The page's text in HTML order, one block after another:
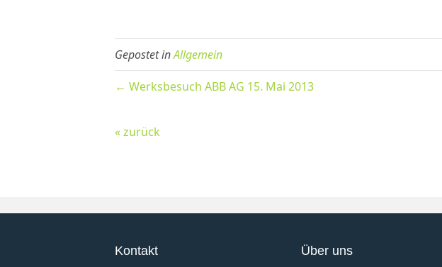
Gepostet inAllgemein
← Werksbesuch ABB AG 15. Mai 2013
« zurück
Kontakt Über uns